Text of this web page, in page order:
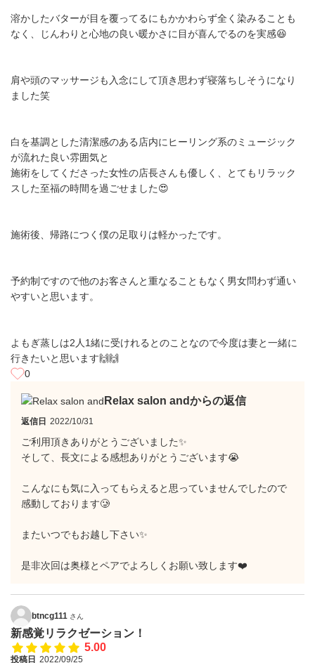
溶かしたバターが目を覆ってるにもかかわらず全く染みることも
なく、じんわりと心地の良い暖かさに目が喜んでるのを実感😆
肩や頭のマッサージも入念にして頂き思わず寝落ちしそうになり
ました笑
白を基調とした清潔感のある店内にヒーリング系のミュージック
が流れた良い雰囲気と
施術をしてくださった女性の店長さんも優しく、とてもリラック
スした至福の時間を過ごせました😍
施術後、帰路につく僕の足取りは軽かったです。
予約制ですので他のお客さんと重なることもなく男女問わず通い
やすいと思います。
よもぎ蒸しは2人1緒に受けれるとのことなので今度は妻と一緒に
行きたいと思います🙌🙌
0
Relax salon andからの返信
返信日 2022/10/31
ご利用頂きありがとうございました✨
そして、長文による感想ありがとうございます😭
こんなにも気に入ってもらえると思っていませんでしたので
感動しております🥲
またいつでもお越し下さい✨
是非次回は奥様とペアでよろしくお願い致します❤️
btncg111 さん
新感覚リラクゼーション！
5.00
投稿日 2022/09/25